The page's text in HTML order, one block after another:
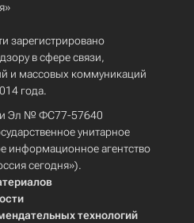
зарегистрировано
в сфере связи,
и массовых коммуникаций
года.
Эл № ФС77-57640
унитарное
информационное агентство
сегодня»).
технологий